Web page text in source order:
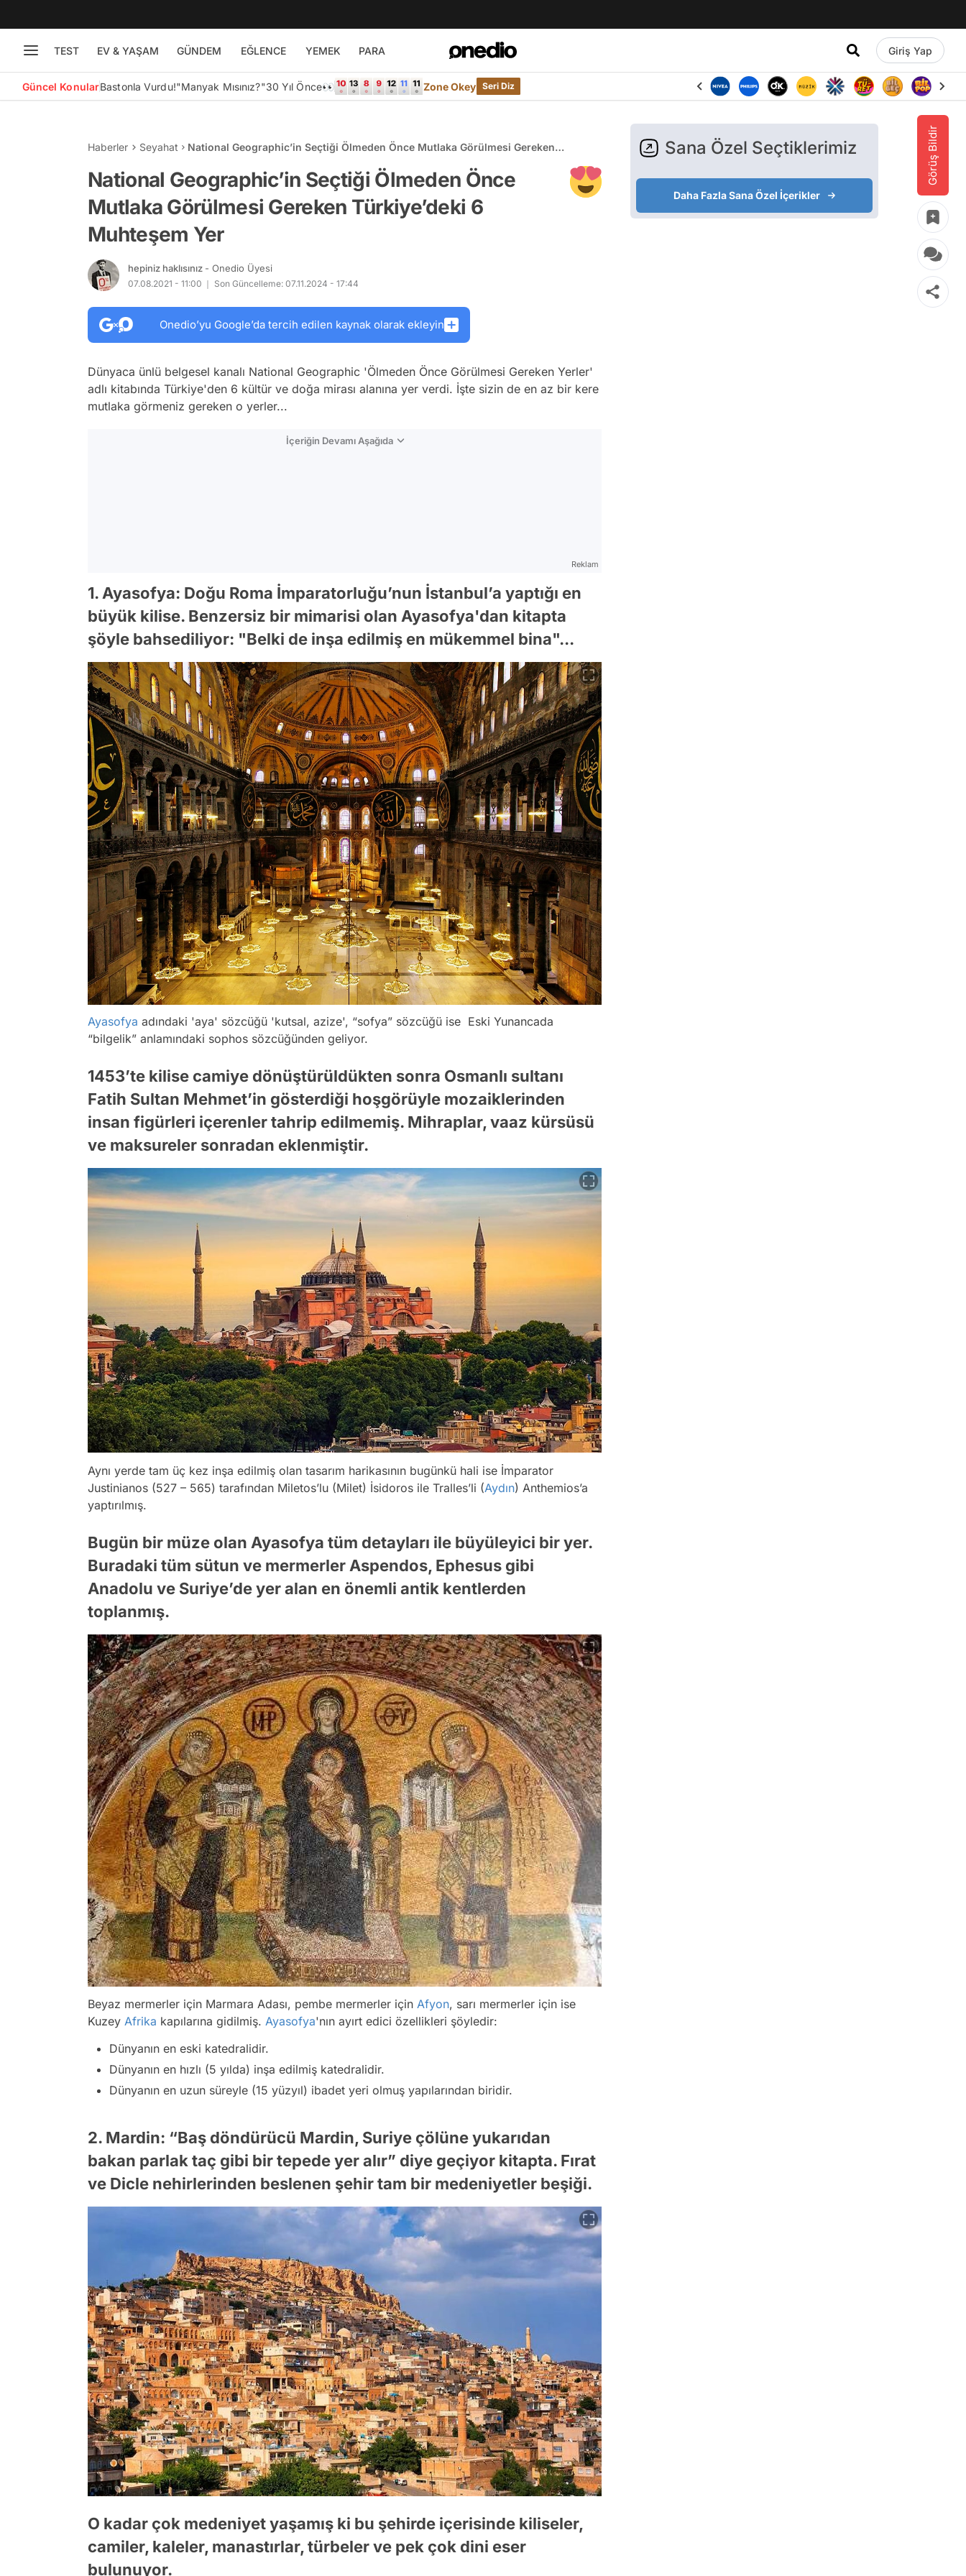
TEST EV & YAŞAM GÜNDEM EĞLENCE YEMEK PARA Giriş Yap
Güncel KonularBastonla Vurdu!"Manyak Mısınız?"30 Yıl Önce👀 Zone Okey Seri Diz
Görüş Bildir
Haberler Seyahat
National Geographic’in Seçtiği Ölmeden Önce Mutlaka Görülmesi Gereken
National Geographic’in Seçtiği Ölmeden Önce
Mutlaka Görülmesi Gereken Türkiye’deki 6
Muhteşem Yer
hepiniz haklısınız - Onedio Üyesi
07.08.2021 - 11:00 Son Güncelleme: 07.11.2024 - 17:44
Onedio’yu Google’da tercih edilen kaynak olarak ekleyin
Dünyaca ünlü belgesel kanalı National Geographic 'Ölmeden Önce Görülmesi Gereken Yerler'
adlı kitabında Türkiye'den 6 kültür ve doğa mirası alanına yer verdi. İşte sizin de en az bir kere
mutlaka görmeniz gereken o yerler...
İçeriğin Devamı Aşağıda
Reklam
1. Ayasofya: Doğu Roma İmparatorluğu’nun İstanbul’a yaptığı en
büyük kilise. Benzersiz bir mimarisi olan Ayasofya'dan kitapta
şöyle bahsediliyor: "Belki de inşa edilmiş en mükemmel bina"...
Ayasofya adındaki 'aya' sözcüğü 'kutsal, azize', “sofya” sözcüğü ise Eski Yunancada
“bilgelik” anlamındaki sophos sözcüğünden geliyor.
1453’te kilise camiye dönüştürüldükten sonra Osmanlı sultanı
Fatih Sultan Mehmet’in gösterdiği hoşgörüyle mozaiklerinden
insan figürleri içerenler tahrip edilmemiş. Mihraplar, vaaz kürsüsü
ve maksureler sonradan eklenmiştir.
Aynı yerde tam üç kez inşa edilmiş olan tasarım harikasının bugünkü hali ise İmparator
Justinianos (527 – 565) tarafından Miletos’lu (Milet) İsidoros ile Tralles’li (Aydın) Anthemios’a
yaptırılmış.
Bugün bir müze olan Ayasofya tüm detayları ile büyüleyici bir yer.
Buradaki tüm sütun ve mermerler Aspendos, Ephesus gibi
Anadolu ve Suriye’de yer alan en önemli antik kentlerden
toplanmış.
Beyaz mermerler için Marmara Adası, pembe mermerler için Afyon, sarı mermerler için ise
Kuzey Afrika kapılarına gidilmiş. Ayasofya'nın ayırt edici özellikleri şöyledir:
Dünyanın en eski katedralidir.
Dünyanın en hızlı (5 yılda) inşa edilmiş katedralidir.
Dünyanın en uzun süreyle (15 yüzyıl) ibadet yeri olmuş yapılarından biridir.
2. Mardin: “Baş döndürücü Mardin, Suriye çölüne yukarıdan
bakan parlak taç gibi bir tepede yer alır” diye geçiyor kitapta. Fırat
ve Dicle nehirlerinden beslenen şehir tam bir medeniyetler beşiği.
O kadar çok medeniyet yaşamış ki bu şehirde içerisinde kiliseler,
camiler, kaleler, manastırlar, türbeler ve pek çok dini eser
bulunuyor.
Sana Özel Seçtiklerimiz
Daha Fazla Sana Özel İçerikler